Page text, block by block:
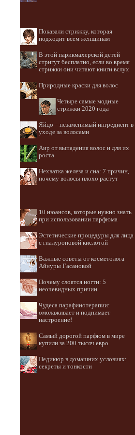
Показали стрижку, которая
подходит всем женщинам
В этой парикмахерской детей
стригут бесплатно, если во время
стрижки они читают книги вслух
Природные краски для волос
Четыре самые модные
стрижки 2020 года
Яйцо – незаменимый ингредиент в
уходе за волосами
Аир от выпадения волос и для их
роста
Нехватка железа и сна: 7 причин,
почему волосы плохо растут
10 нюансов, которые нужно знать
при использовании парфюма
Эстетические процедуры для лица
с гиалуроновой кислотой
Важные советы от косметолога
Айнуры Гасановой
Почему слоятся ногти: 5
неочевидных причин
Чудеса парафинотерапии:
омолаживает и поднимает
настроение!
Самый дорогой парфюм в мире
купили за 200 тысяч евро
Педикюр в домашних условиях:
секреты и тонкости